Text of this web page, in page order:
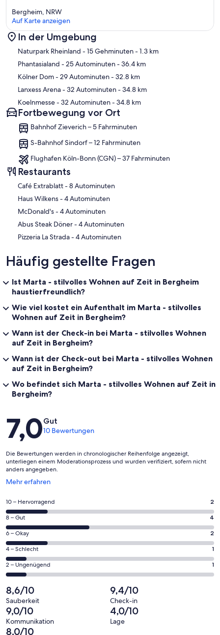
Karte
Bergheim, NRW
Auf Karte anzeigen
In der Umgebung
Naturpark Rheinland - 15 Gehminuten- 1.3 km
Phantasialand - 25 Autominuten- 36.4 km
Kölner Dom- 29 Autominuten- 32.8 km
Lanxess Arena- 32 Autominuten- 34.8 km
Koelnmesse- 32 Autominuten- 34.8 km
Fortbewegung vor Ort
Bahnhof Zieverich – 5 Fahrminuten
S-Bahnhof Sindorf – 12 Fahrminuten
Flughafen Köln-Bonn (CGN) – 37 Fahrminuten
Restaurants
‪Café Extrablatt - ‬8 Autominuten
‪Haus Wilkens - ‬4 Autominuten
‪McDonald's - ‬4 Autominuten
‪Abus Steak Döner - ‬4 Autominuten
‪Pizzeria La Strada - ‬4 Autominuten
Häufig gestellte Fragen
Ist Marta - stilvolles Wohnen auf Zeit in Bergheim
haustierfreundlich?
Wie viel kostet ein Aufenthalt im Marta - stilvolles
Wohnen auf Zeit in Bergheim?
Wann ist der Check-in bei Marta - stilvolles Wohnen
auf Zeit in Bergheim?
Wann ist der Check-out bei Marta - stilvolles Wohnen
auf Zeit in Bergheim?
Wo befindet sich Marta - stilvolles Wohnen auf Zeit in
Bergheim?
Bewertungen
7,0Gut
10 Bewertungen
Die Bewertungen werden in chronologischer Reihenfolge angezeigt,
unterliegen einem Moderationsprozess und wurden verifiziert, sofern nicht
anders angegeben.
Mehr erfahren
Wird
einem
neuen
Fenster
geöffnet
2
von
insgesamt
10
Gästebewertungen
haben
eine
Bewertung
von
10
-
Hervorragend
10 – Hervorragend 2
4
von
insgesamt
10
Gästebewertungen
haben
Bewertung
von
8
-
Gut
8 – Gut 4
2
von
insgesamt
10
Gästebewertungen
haben
eine
Bewertung
von
6
6 – Okay 2
1
von
insgesamt
Gästebewertungen
haben
eine
Bewertung
von
4 – Schlecht 1
1
von
insgesamt
10
Gästebewertungen
haben
eine
2 – Ungenügend 1
8,6/10
Sauberkeit
9,4/10
Check-in
9,0/10
Kommunikation
4,0/10
Lage
8,0/10